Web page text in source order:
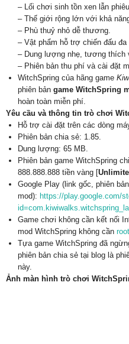
– Lối chơi sinh tồn xen lẫn
– Thế giới rộng lớn với khả
– Phù thuỷ nhỏ dễ thương.
– Vật phẩm hỗ trợ chiến đấu đa
– Dung lượng nhẹ, tương thích
– Phiên bản thu phí và cài đặt
WitchSpring của hãng game
phiên bản game WitchSpring
hoàn toàn miễn phí.
Yêu cầu và thông tin trò chơi
Hỗ trợ cài đặt trên các dòng
Phiên bản chia sẻ: 1.85.
Dung lượng: 65 MB.
Phiên bản game WitchSpring
888.888.888 tiền vàng [
Google Play (link gốc, phiên
mod): https://play.google.com/
Game chơi không cần kết nối
mod WitchSpring không cần root
Tựa game WitchSpring đã
phiên bản chia sẻ tại blog là
này.
Ảnh màn hình trò chơi